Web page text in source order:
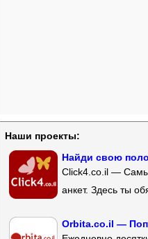
Наши проекты:
Найди свою
Click4.co.il —
анкет. Здесь ты
Orbita.co.il —